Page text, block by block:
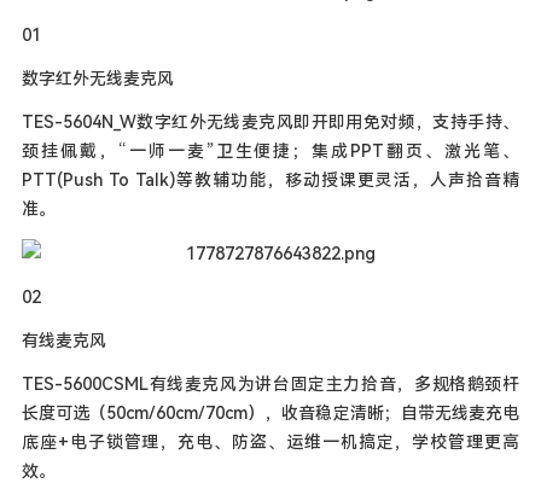
01
数字红外无线麦克风
TES-5604N_W数字红外无线麦克风即开即用免对频，支持手持、
颈挂佩戴，“一师一麦”卫生便捷；集成PPT翻页、激光笔、
PTT(Push To Talk)等教辅功能，移动授课更灵活，人声拾音精
准。
02
有线麦克风
TES-5600CSML有线麦克风为讲台固定主力拾音，多规格鹅颈杆
长度可选（50cm/60cm/70cm），收音稳定清晰；自带无线麦充电
底座+电子锁管理，充电、防盗、运维一机搞定，学校管理更高
效。